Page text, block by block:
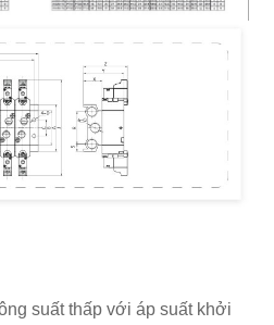
suất thấp với áp suất khởi